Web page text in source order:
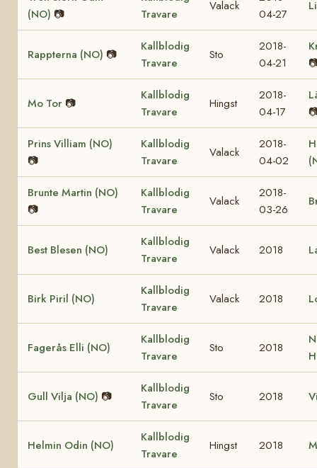
(NO) 📷
Travare
Valack
04-27
Rappterna (NO) 📷
Kallblodig
Travare
Sto
2018-
04-21
Mo Tor 📷
Kallblodig
Travare
Hingst
2018-
04-17
Prins Villiam (NO)
📷
Kallblodig
Travare
Valack
2018-
04-02
Brunte Martin (NO)
📷
Kallblodig
Travare
Valack
2018-
03-26
Best Blesen (NO)
Kallblodig
Travare
Valack 2018
Birk Piril (NO)
Kallblodig
Travare
Valack 2018
Fagerås Elli (NO)
Kallblodig
Travare
Sto 2018
Gull Vilja (NO) 📷
Kallblodig
Travare
Sto 2018
Helmin Odin (NO)
Kallblodig
Travare
Hingst 2018